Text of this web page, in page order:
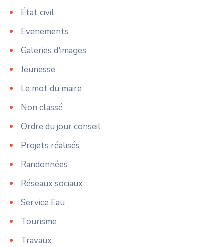
État civil
Evenements
Galeries d'images
Jeunesse
Le mot du maire
Non classé
Ordre du jour conseil
Projets réalisés
Randonnées
Réseaux sociaux
Service Eau
Tourisme
Travaux